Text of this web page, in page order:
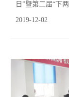
日”暨第二届“下
聚力脱贫”文艺汇
2019-12-02